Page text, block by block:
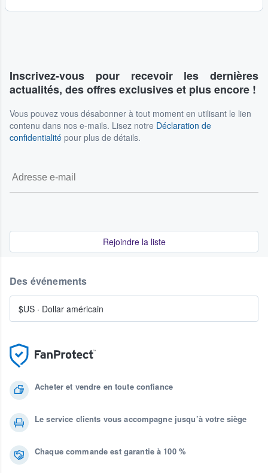
Inscrivez-vous pour recevoir les dernières
actualités, des offres exclusives et plus encore !
Vous pouvez vous désabonner à tout moment en utilisant le lien
contenu dans nos e-mails. Lisez notre Déclaration de
confidentialité pour plus de détails.
Rejoindre la liste
Acheter et vendre en toute confiance
Le service clients vous accompagne jusqu’à votre siège
Chaque commande est garantie à 100 %
Des événements
$US · Dollar américain